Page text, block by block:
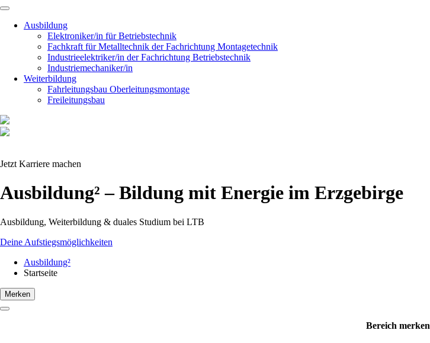
Navigation
Ausbildung
Elektroniker/in für Betriebstechnik
Fachkraft für Metalltechnik der Fachrichtung Montagetechnik
Industrieelektriker/in der Fachrichtung Betriebstechnik
Industriemechaniker/in
Weiterbildung
Fahrleitungsbau Oberleitungsmontage
Freileitungsbau
Jetzt Karriere machen
Ausbildung² – Bildung mit Energie im Erzgebirge
Ausbildung, Weiterbildung & duales Studium bei LTB
Deine Aufstiegsmöglichkeiten
Ausbildung²
Startseite
Merken
Bereich merken